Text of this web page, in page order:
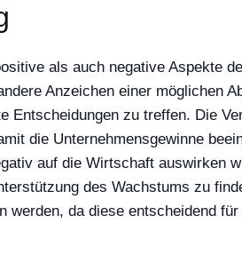
als auch negative Aspekte
Anzeichen einer möglichen
zu treffen. Die
die Unternehmensgewinne
auf die Wirtschaft auswirken
des Wachstums zu
da diese entscheidend